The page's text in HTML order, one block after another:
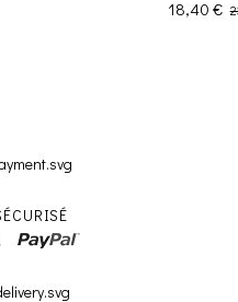
Prix
18,40 €